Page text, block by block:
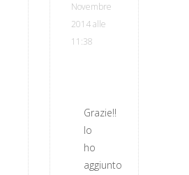
Novembre
2014 alle
11:38
Grazie!!
Io
ho
aggiunto